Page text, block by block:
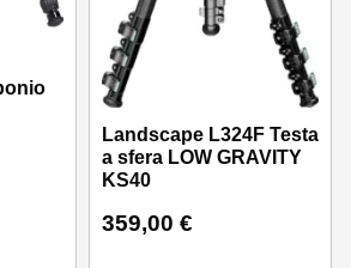
Landscape L324F Testa
a sfera LOW GRAVITY
KS40
359,00 €